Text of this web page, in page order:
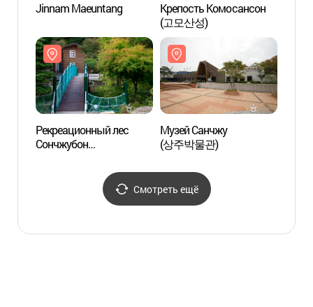
Jinnam Maeuntang
Крепость Комосансон
(고모산성)
Рекреационный лес
Сончжубон
Музей Санчжу
(상주박물관)
Смотреть ещё